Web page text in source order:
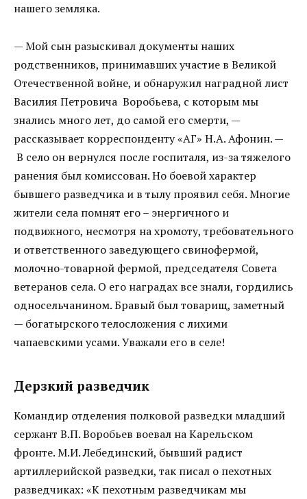
нашего земляка.
— Мой сын разыскивал документы наших
родственников, принимавших участие в Великой
Отечественной войне, и обнаружил наградной лист
Василия Петровича Воробьева, с которым мы
знались много лет, до самой его смерти, —
рассказывает корреспонденту «АГ» Н.А. Афонин. —
В село он вернулся после госпиталя, из-за тяжелого
ранения был комиссован. Но боевой характер
бывшего разведчика и в тылу проявил себя. Многие
жители села помнят его – энергичного и
подвижного, несмотря на хромоту, требовательного
и ответственного заведующего свинофермой,
молочно-товарной фермой, председателя Совета
ветеранов села. О его наградах все знали, гордились
односельчанином. Бравый был товарищ, заметный
— богатырского телосложения с лихими
чапаевскими усами. Уважали его в селе!
Дерзкий разведчик
Командир отделения полковой разведки младший
сержант В.П. Воробьев воевал на Карельском
фронте. М.И. Лебединский, бывший радист
артиллерийской разведки, так писал о пехотных
разведчиках: «К пехотным разведчикам мы